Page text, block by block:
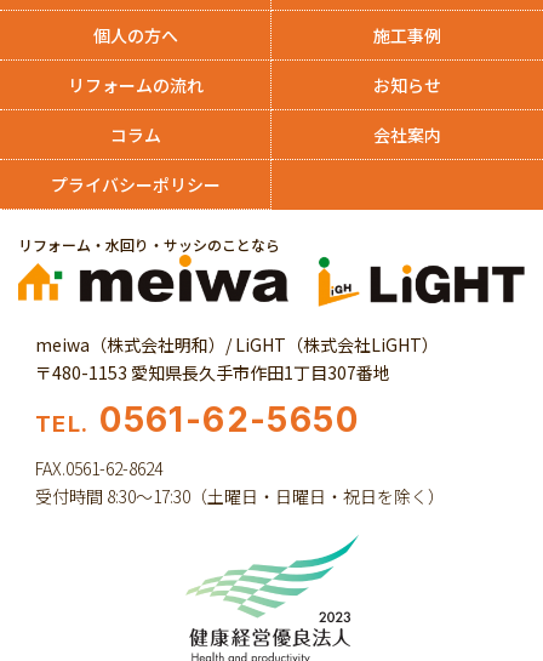
リフォーム・水回り・サッシのことなら
meiwa（株式会社明和）/ LiGHT（株式会社LiGHT）
〒480-1153 愛知県長久手市作田1丁目307番地
TEL. 0561-62-5650
FAX.0561-62-8624
受付時間 8:30～17:30（土曜日・日曜日・祝日を除く）
個人の方へ 施工事例
リフォームの流れ お知らせ
コラム 会社案内
プライバシーポリシー